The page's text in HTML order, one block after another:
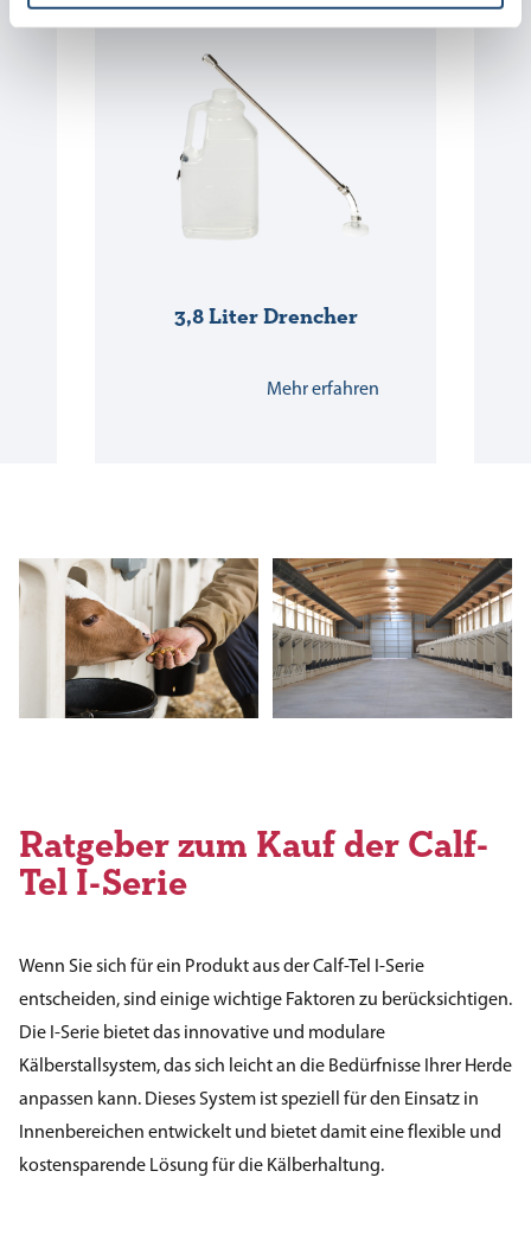
3,8 Liter Drencher
Mehr erfahren
Ratgeber zum Kauf der Calf-
Tel I-Serie
Wenn Sie sich für ein Produkt aus der Calf-Tel I-Serie
entscheiden, sind einige wichtige Faktoren zu berücksichtigen.
Die I-Serie bietet das innovative und modulare
Kälberstallsystem, das sich leicht an die Bedürfnisse Ihrer Herde
anpassen kann. Dieses System ist speziell für den Einsatz in
Innenbereichen entwickelt und bietet damit eine flexible und
kostensparende Lösung für die Kälberhaltung.